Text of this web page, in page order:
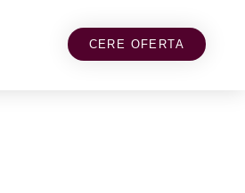
CERE OFERTA